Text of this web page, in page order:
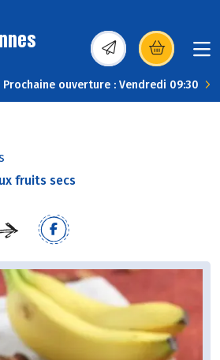
(s’ouvre dans une
Prochaine ouverture : Vendredi 09:30
fruits secs